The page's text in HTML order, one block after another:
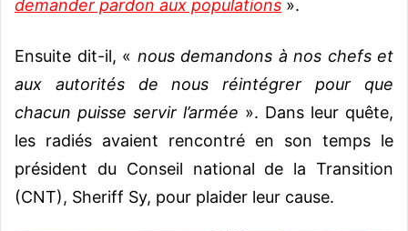
demander pardon aux populations ».
Ensuite dit-il, « nous demandons à nos chefs et
aux autorités de nous réintégrer pour que
chacun puisse servir l’armée ». Dans leur quête,
les radiés avaient rencontré en son temps le
président du Conseil national de la Transition
(CNT), Sheriff Sy, pour plaider leur cause.